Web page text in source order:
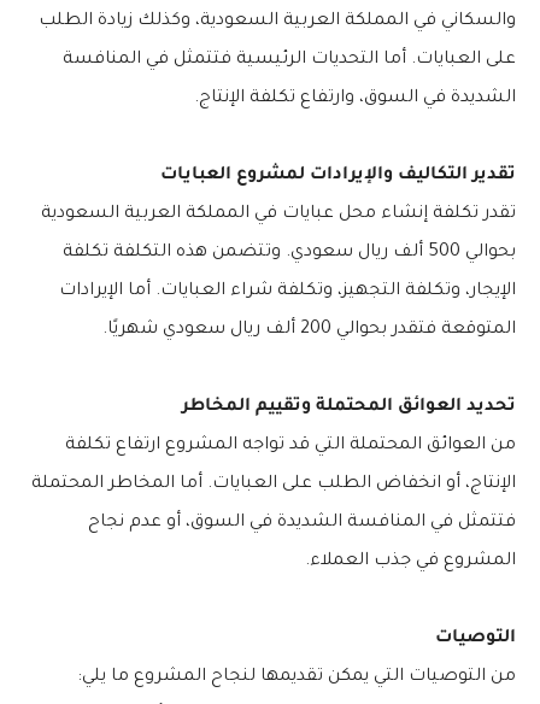
والسكاني في المملكة العربية السعودية، وكذلك زيادة الطلب
على العبايات. أما التحديات الرئيسية فتتمثل في المنافسة
الشديدة في السوق، وارتفاع تكلفة الإنتاج.
تقدير التكاليف والإيرادات لمشروع العبايات
تقدر تكلفة إنشاء محل عبايات في المملكة العربية السعودية
بحوالي 500 ألف ريال سعودي. وتتضمن هذه التكلفة تكلفة
الإيجار، وتكلفة التجهيز، وتكلفة شراء العبايات. أما الإيرادات
المتوقعة فتقدر بحوالي 200 ألف ريال سعودي شهريًا.
تحديد العوائق المحتملة وتقييم المخاطر
من العوائق المحتملة التي قد تواجه المشروع ارتفاع تكلفة
الإنتاج، أو انخفاض الطلب على العبايات. أما المخاطر المحتملة
فتتمثل في المنافسة الشديدة في السوق، أو عدم نجاح
المشروع في جذب العملاء.
التوصيات
من التوصيات التي يمكن تقديمها لنجاح المشروع ما يلي: